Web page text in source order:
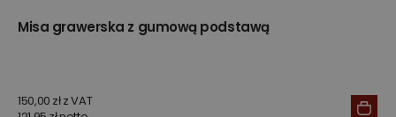
Misa grawerska z gumową podstawą
150,00 zł z VAT